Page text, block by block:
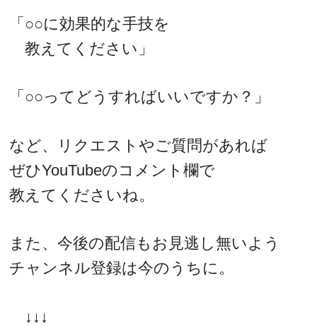
「○○に効果的な手技を
教えてください」
「○○ってどうすればいいですか？」
など、リクエストやご質問があれば
ぜひYouTubeのコメント欄で
教えてくださいね。
また、今後の配信もお見逃し無いよう
チャンネル登録は今のうちに。
↓↓↓